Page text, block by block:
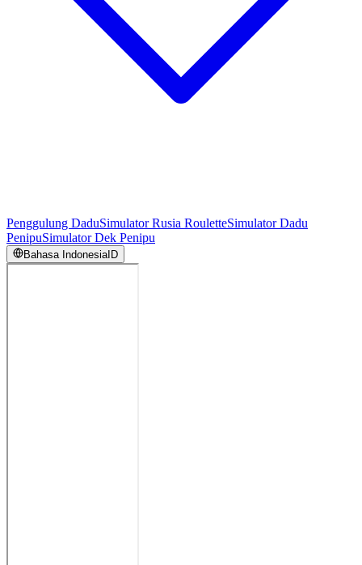
Penggulung DaduSimulator Rusia RouletteSimulator Dadu
PenipuSimulator Dek Penipu
Bahasa IndonesiaID